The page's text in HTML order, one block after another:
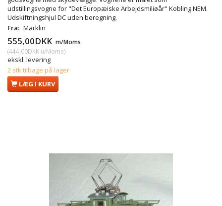
udstillingsvogne for "Det Europæiske Arbejdsmiliøår" Kobling NEM.
Udskiftningshjul DC uden beregning.
Fra: Märklin
555,00DKK m/Moms
(444,00DKK u/Moms)
ekskl. levering
2 stk tilbage på lager
LÆG I KURV